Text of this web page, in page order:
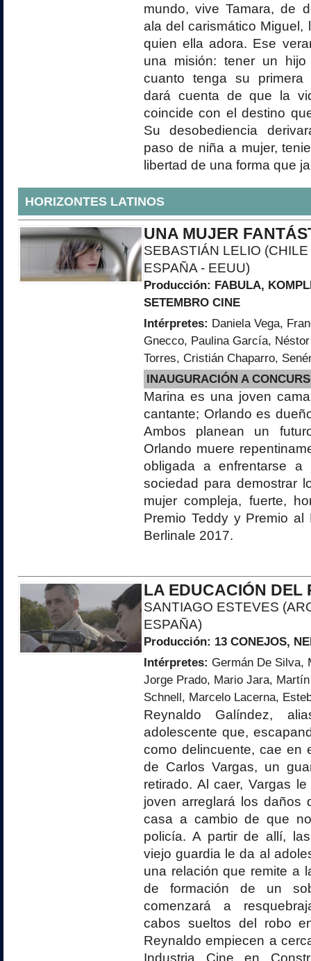
mundo, vive Tamara, de
ala del carismático Miguel,
quien ella adora. Ese
una misión: tener un
cuanto tenga su primera
dará cuenta de que la
coincide con el destino
Su desobediencia
paso de niña a mujer,
libertad de una forma que
HORIZONTES LATINOS
UNA MUJER
SEBASTIÁN LELIO
ESPAÑA - EEUU)
Producción: FABULA,
SETEMBRO CINE
Intérpretes: Daniela Vega,
Gnecco, Paulina García,
Torres, Cristián Chaparro,
INAUGURACIÓN A
Marina es una joven
cantante; Orlando es
Ambos planean un
Orlando muere
obligada a enfrentarse
sociedad para demostrar
mujer compleja, fuerte,
Premio Teddy y Premio
Berlinale 2017.
LA EDUCACIÓN DEL
SANTIAGO ESTEVES
ESPAÑA)
Producción: 13 CONEJOS,
Intérpretes: Germán De Silva,
Jorge Prado, Mario Jara,
Schnell, Marcelo Lacerna,
Reynaldo Galíndez,
adolescente que,
como delincuente, cae en
de Carlos Vargas, un
retirado. Al caer, Vargas
joven arreglará los daños
casa a cambio de que
policía. A partir de allí,
viejo guardia le da al
una relación que remite a
de formación de un
comenzará a
cabos sueltos del robo
Reynaldo empiecen a
Industria Cine en